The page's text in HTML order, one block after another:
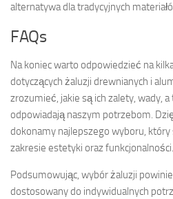
alternatywa dla tradycyjnych
FAQs
Na koniec warto odpowiedzieć na
dotyczących żaluzji drewnianych i
zrozumieć, jakie są ich zalety, wady,
odpowiadają naszym potrzebom.
dokonamy najlepszego wyboru, który
zakresie estetyki oraz funkcjonalności.
Podsumowując, wybór żaluzji
dostosowany do indywidualnych